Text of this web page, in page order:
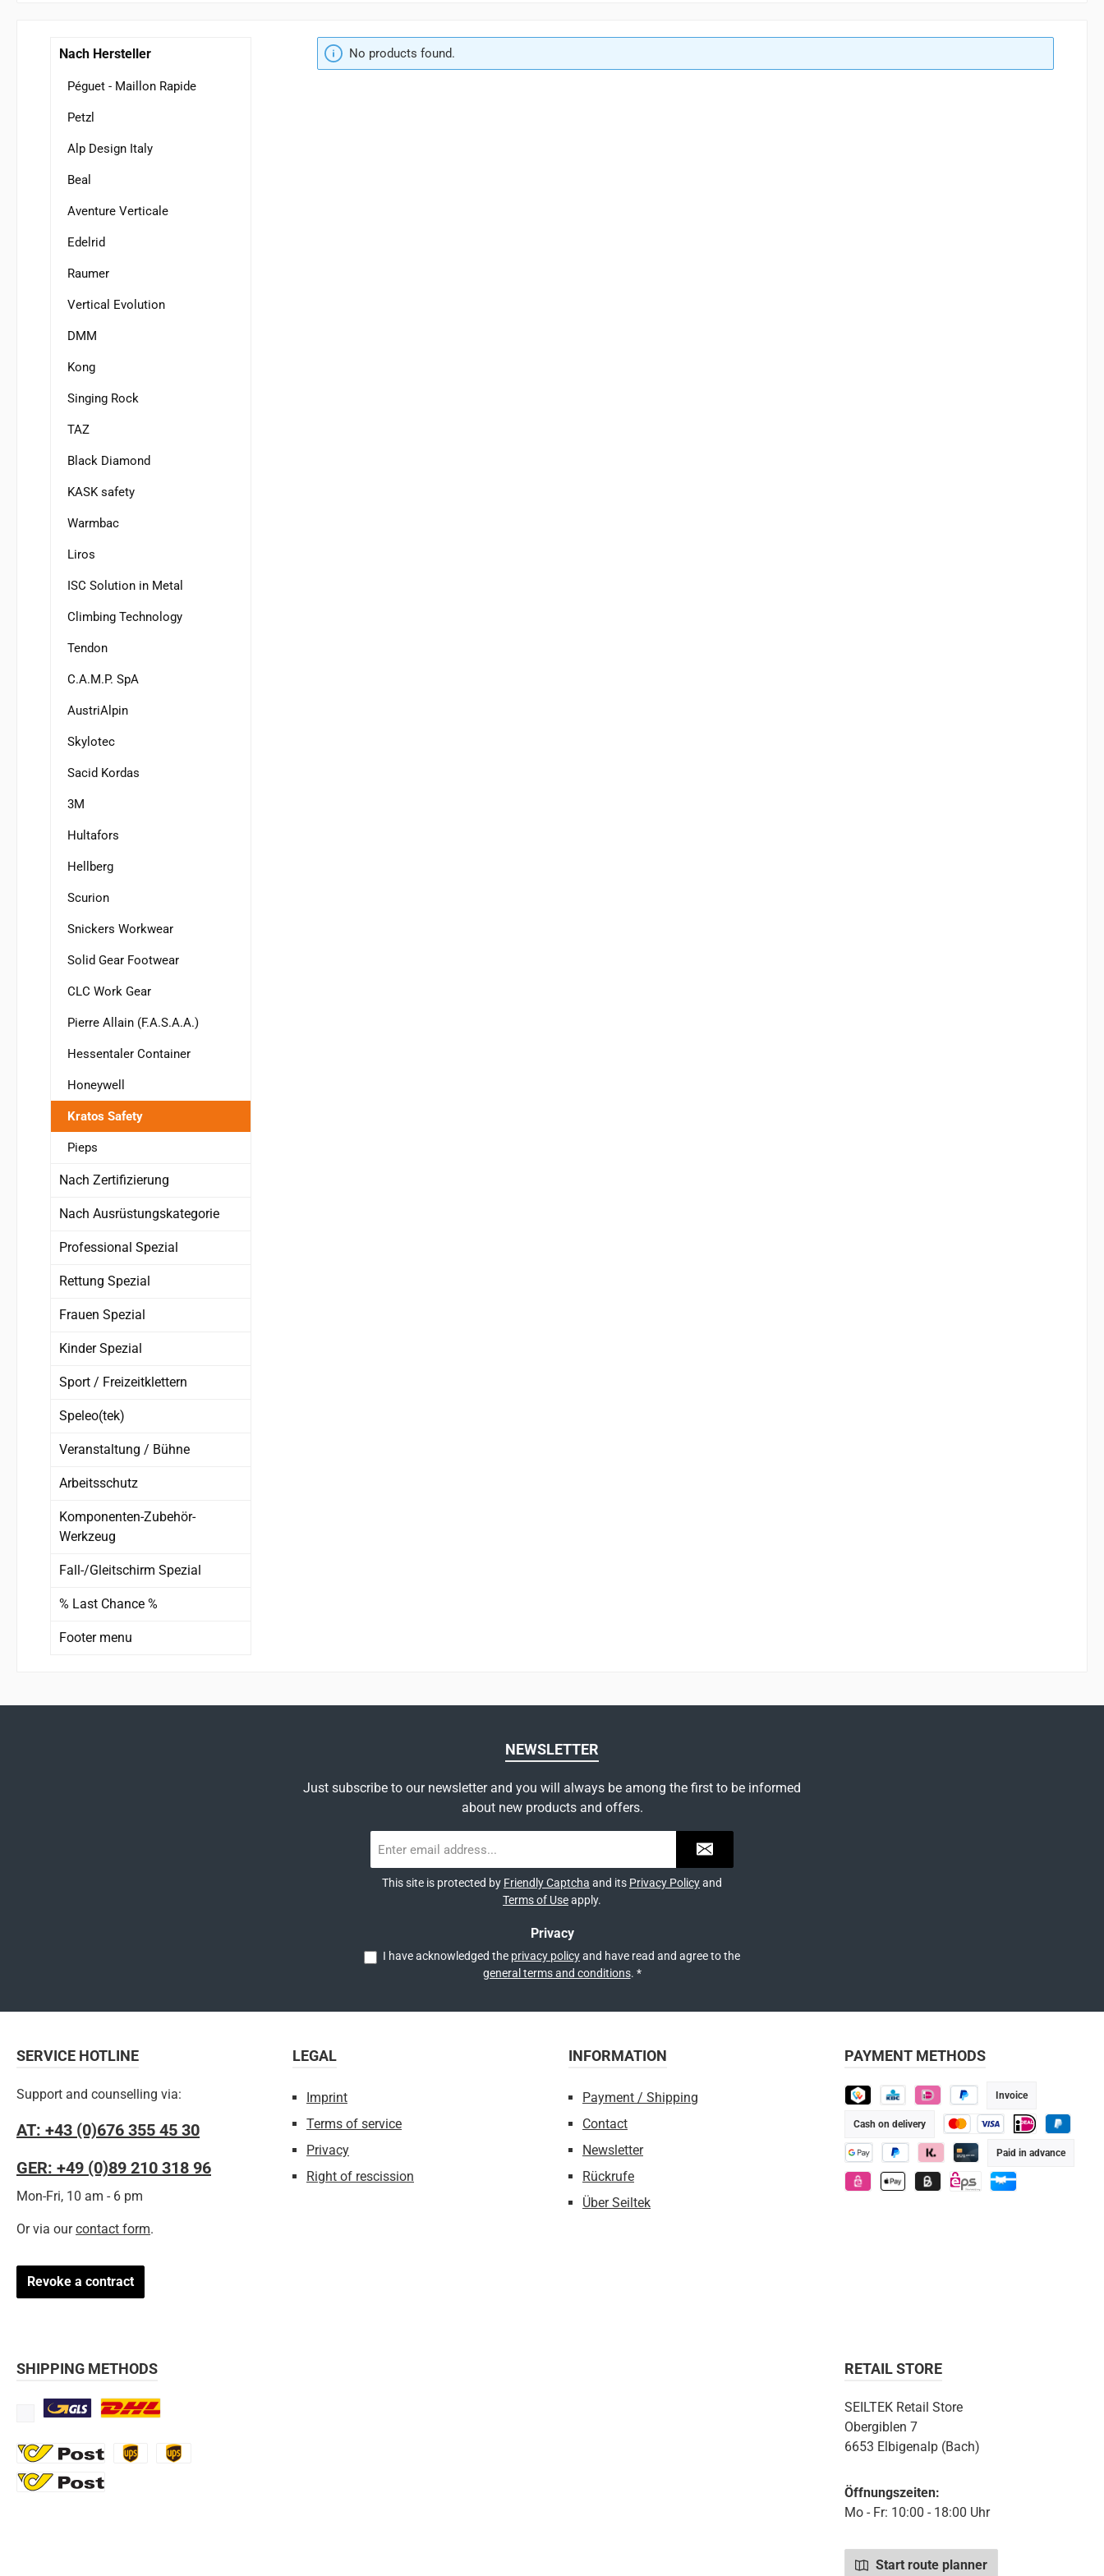
Nach Hersteller
Péguet - Maillon Rapide
Petzl
Alp Design Italy
Beal
Aventure Verticale
Edelrid
Raumer
Vertical Evolution
DMM
Kong
Singing Rock
TAZ
Black Diamond
KASK safety
Warmbac
Liros
ISC Solution in Metal
Climbing Technology
Tendon
C.A.M.P. SpA
AustriAlpin
Skylotec
Sacid Kordas
3M
Hultafors
Hellberg
Scurion
Snickers Workwear
Solid Gear Footwear
CLC Work Gear
Pierre Allain (F.A.S.A.A.)
Hessentaler Container
Honeywell
Kratos Safety
Pieps
Nach Zertifizierung
Nach Ausrüstungskategorie
Professional Spezial
Rettung Spezial
Frauen Spezial
Kinder Spezial
Sport / Freizeitklettern
Speleo(tek)
Veranstaltung / Bühne
Arbeitsschutz
Komponenten-Zubehör-
Werkzeug
Fall-/Gleitschirm Spezial
% Last Chance %
Footer menu
No products found.
NEWSLETTER
Just subscribe to our newsletter and you will always be among the first to be informed
about new products and offers.
address
This site is protected by Friendly Captcha and its Privacy Policyand
Terms of Useapply.
Privacy
I have acknowledged the privacy policy
general terms and conditions. *
SERVICE HOTLINE
Support and counselling via:
AT: +43 (0)676 355 45 30
GER: +49 (0)89 210 318 96
Mon-Fri, 10 am - 6 pm
Or via ourcontact form.
Revoke a contract
LEGAL
Imprint
Terms of service
Privacy
Right of rescission
INFORMATION
Payment / Shipping
Contact
Newsletter
Rückrufe
Über Seiltek
PAYMENT METHODS
PayPalKlarnaCredit/Debit card
Paid in advance
iDEALPay Later
Invoice
Cash on delivery
Credit or debit card
Google Pay
SHIPPING METHODS
Ö-Post
RETAIL STORE
SEILTEK Retail Store
Obergiblen 7
6653 Elbigenalp (Bach)
Öffnungszeiten:
Mo - Fr: 10:00 - 18:00 Uhr
Start route planner